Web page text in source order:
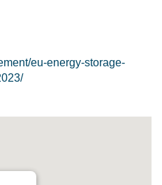
eu-energy-storage-